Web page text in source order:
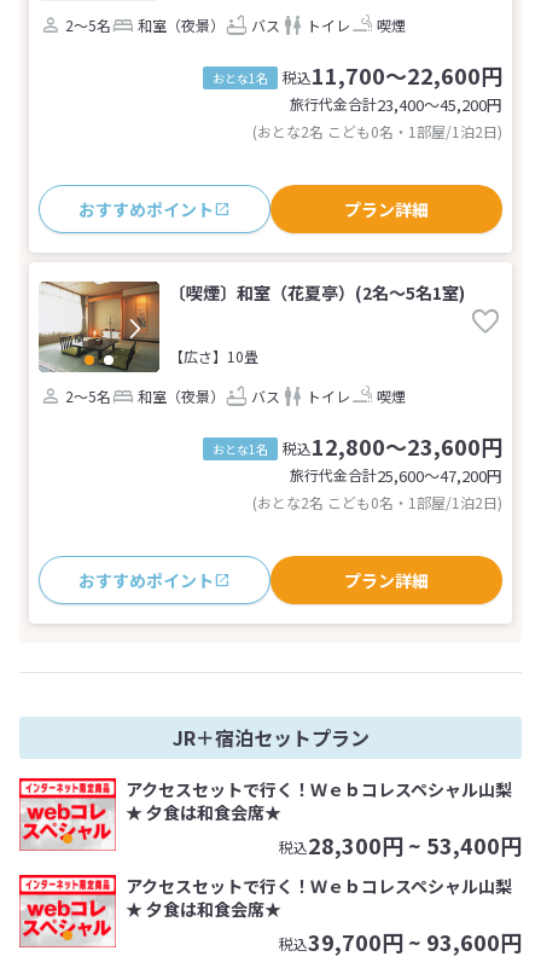
2～5名
和室（夜景） バス トイレ 喫煙
おとな1名 税込11,700～22,600円
旅行代金合計23,400〜45,200円
(おとな2名 こども0名・1部屋/1泊2日)
おすすめポイント プラン詳細
〔喫煙〕和室（花夏亭）(2名～5名1室)
【広さ】10畳
2～5名
和室（夜景） バス トイレ 喫煙
おとな1名 税込12,800～23,600円
旅行代金合計25,600〜47,200円
(おとな2名 こども0名・1部屋/1泊2日)
おすすめポイント プラン詳細
JR＋宿泊セットプラン
アクセスセットで行く！Ｗｅｂコレスペシャル山梨
★ 夕食は和食会席★
税込28,300円 ~ 53,400円
アクセスセットで行く！Ｗｅｂコレスペシャル山梨
★ 夕食は和食会席★
税込39,700円 ~ 93,600円